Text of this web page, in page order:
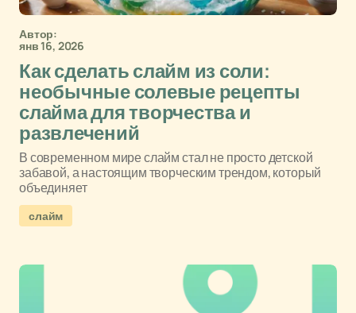
Автор:
янв 16, 2026
Как сделать слайм из соли:
необычные солевые рецепты
слайма для творчества и
развлечений
В современном мире слайм стал не просто детской
забавой, а настоящим творческим трендом, который
объединяет
слайм